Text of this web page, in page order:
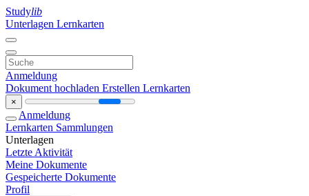
Studylib
Unterlagen Lernkarten
Anmeldung
Dokument hochladen Erstellen Lernkarten
×
Anmeldung
Lernkarten Sammlungen
Unterlagen
Letzte Aktivität
Meine Dokumente
Gespeicherte Dokumente
Profil